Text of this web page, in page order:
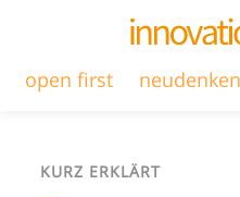
open first neudenken
KURZ ERKLÄRT